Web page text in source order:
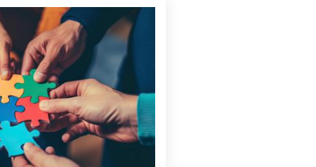
gezielt adressiert
nach ethischen
abschrecken zu